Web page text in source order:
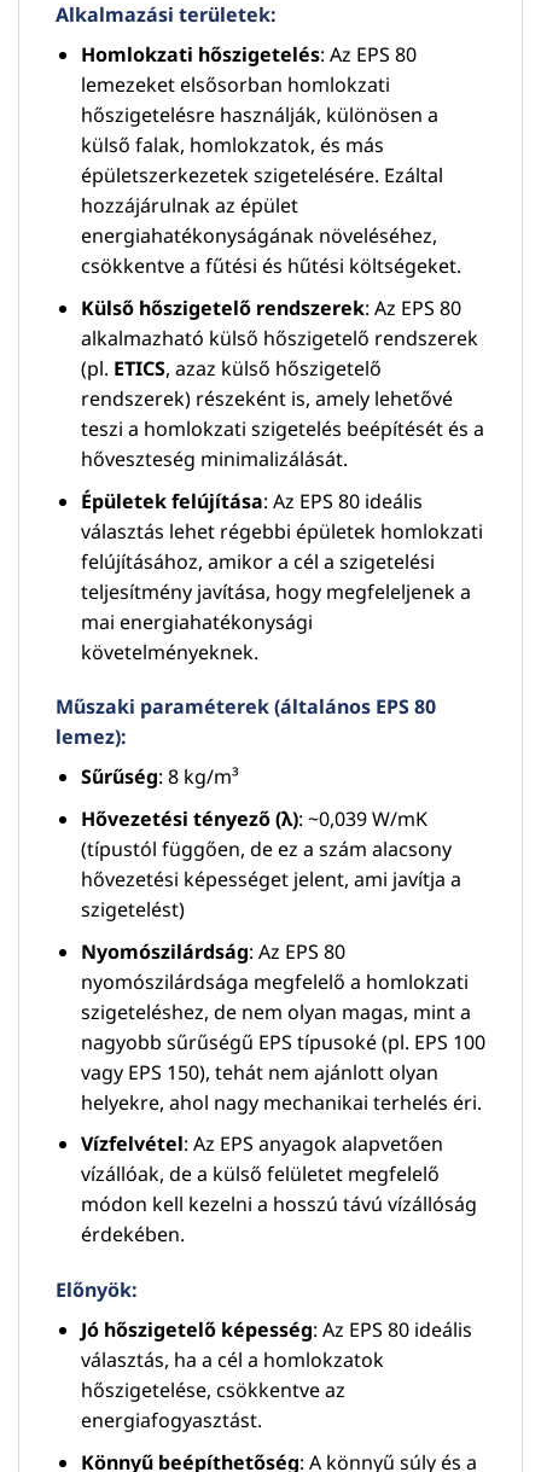
Alkalmazási területek:
Homlokzati hőszigetelés: Az EPS 80
lemezeket elsősorban homlokzati
hőszigetelésre használják, különösen a
külső falak, homlokzatok, és más
épületszerkezetek szigetelésére. Ezáltal
hozzájárulnak az épület
energiahatékonyságának növeléséhez,
csökkentve a fűtési és hűtési költségeket.
Külső hőszigetelő rendszerek: Az EPS 80
alkalmazható külső hőszigetelő rendszerek
(pl. ETICS, azaz külső hőszigetelő
rendszerek) részeként is, amely lehetővé
teszi a homlokzati szigetelés beépítését és a
hőveszteség minimalizálását.
Épületek felújítása: Az EPS 80 ideális
választás lehet régebbi épületek homlokzati
felújításához, amikor a cél a szigetelési
teljesítmény javítása, hogy megfeleljenek a
mai energiahatékonysági
követelményeknek.
Műszaki paraméterek (általános EPS 80
lemez):
Sűrűség: 8 kg/m³
Hővezetési tényező (λ): ~0,039 W/mK
(típustól függően, de ez a szám alacsony
hővezetési képességet jelent, ami javítja a
szigetelést)
Nyomószilárdság: Az EPS 80
nyomószilárdsága megfelelő a homlokzati
szigeteléshez, de nem olyan magas, mint a
nagyobb sűrűségű EPS típusoké (pl. EPS 100
vagy EPS 150), tehát nem ajánlott olyan
helyekre, ahol nagy mechanikai terhelés éri.
Vízfelvétel: Az EPS anyagok alapvetően
vízállóak, de a külső felületet megfelelő
módon kell kezelni a hosszú távú vízállóság
érdekében.
Előnyök:
Jó hőszigetelő képesség: Az EPS 80 ideális
választás, ha a cél a homlokzatok
hőszigetelése, csökkentve az
energiafogyasztást.
Könnyű beépíthetőség: A könnyű súly és a